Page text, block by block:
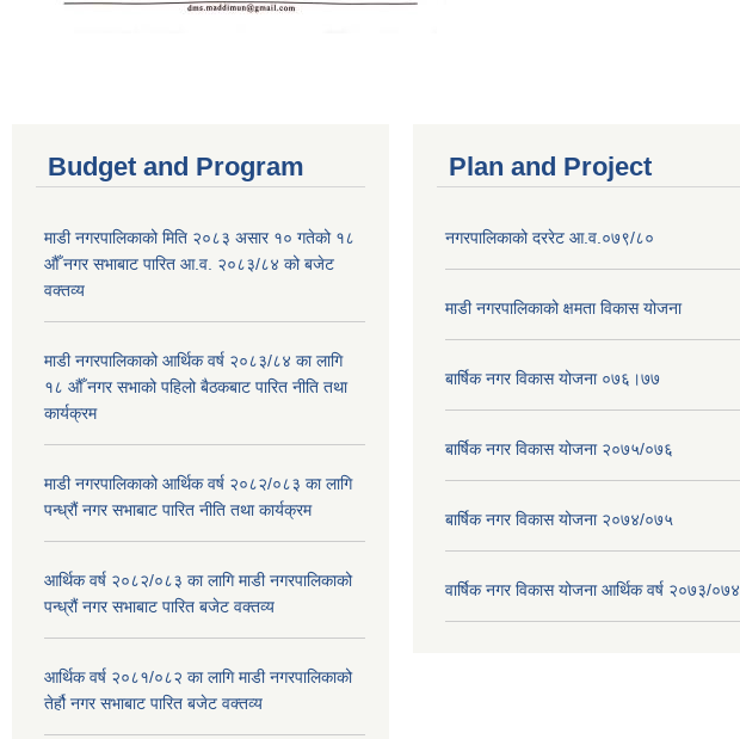
Budget and Program
माडी नगरपालिकाको मिति २०८३ असार १० गतेको १८
औँ नगर सभाबाट पारित आ.व. २०८३/८४ को बजेट
वक्तव्य
माडी नगरपालिकाको आर्थिक वर्ष २०८३/८४ का लागि
१८ औँ नगर सभाको पहिलो बैठकबाट पारित नीति तथा
कार्यक्रम
माडी नगरपालिकाको आर्थिक वर्ष २०८२/०८३ का लागि
पन्ध्रौं नगर सभाबाट पारित नीति तथा कार्यक्रम
आर्थिक वर्ष २०८२/०८३ का लागि माडी नगरपालिकाको
पन्ध्रौं नगर सभाबाट पारित बजेट वक्तव्य
आर्थिक वर्ष २०८१/०८२ का लागि माडी नगरपालिकाको
तेर्हौ नगर सभाबाट पारित बजेट वक्तव्य
Plan and Project
नगरपालिकाको दररेट आ.व.०७९/८०
माडी नगरपालिकाको क्षमता विकास योजना
बार्षिक नगर विकास योजना ०७६।७७
बार्षिक नगर विकास योजना २०७५/०७६
बार्षिक नगर विकास योजना २०७४/०७५
वार्षिक नगर विकास योजना आर्थिक वर्ष २०७३/०७४